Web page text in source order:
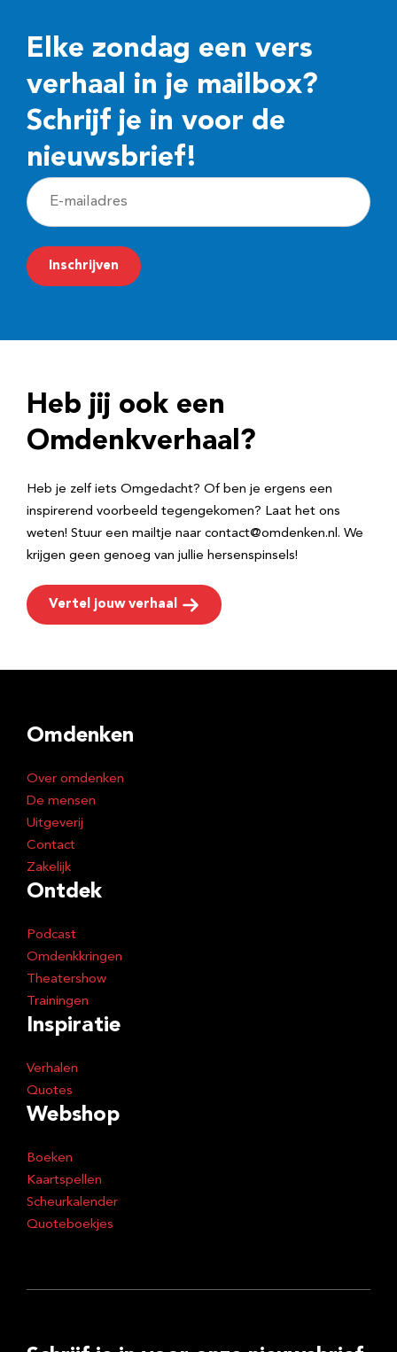
Elke zondag een vers
verhaal in je mailbox?
Schrijf je in voor de
nieuwsbrief!
E
-
m
a
r
e
Inschrijven
Heb jij ook een
Omdenkverhaal?
Heb je zelf iets Omgedacht? Of ben je ergens een
inspirerend voorbeeld tegengekomen? Laat het ons
weten! Stuur een mailtje naar contact@omdenken.nl. We
krijgen geen genoeg van jullie hersenspinsels!
Vertel jouw verhaal
Omdenken
Over omdenken
De mensen
Uitgeverij
Contact
Zakelijk
Ontdek
Podcast
Omdenkkringen
Theatershow
Trainingen
Inspiratie
Verhalen
Quotes
Webshop
Boeken
Kaartspellen
Scheurkalender
Quoteboekjes